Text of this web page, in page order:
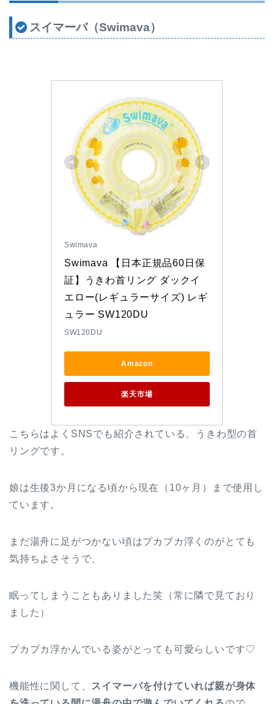
スイマーバ（Swimava）
Swimava
Swimava 【日本正規品60日保
証】うきわ首リング ダックイ
エロー(レギュラーサイズ) レギ
ュラー SW120DU
SW120DU
Amazon
楽天市場
こちらはよくSNSでも紹介されている、うきわ型の首
リングです。
娘は生後3か月になる頃から現在（10ヶ月）まで使用し
ています。
まだ湯舟に足がつかない頃はプカプカ浮くのがとても
気持ちよさそうで、
眠ってしまうこともありました笑（常に隣で見ており
ました）
プカプカ浮かんでいる姿がとっても可愛らしいです♡
機能性に関して、 スイマーバを付けていれば親が身体